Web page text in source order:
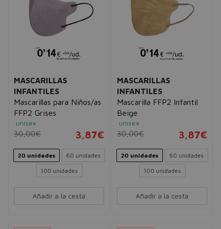
MASCARILLAS
INFANTILES
Mascarillas para Niños/as
FFP2 Grises
unisex
30,00€ 3,87€
20 unidades 60 unidades
100 unidades
Añadir a la cesta
MASCARILLAS
INFANTILES
Mascarilla FFP2 Infantil
Beige
unisex
30,00€ 3,87€
20 unidades 60 unidades
100 unidades
Añadir a la cesta